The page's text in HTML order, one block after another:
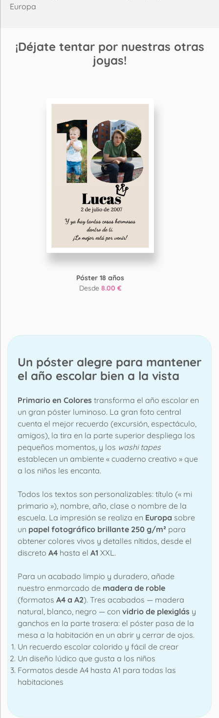
Europa
¡Déjate tentar por nuestras otras
joyas!
Póster 18 años
Desde 8.00 €
Un póster alegre para mantener
el año escolar bien a la vista
Primario en Colores transforma el año escolar en
un gran póster luminoso. La gran foto central
cuenta el mejor recuerdo (excursión, espectáculo,
amigos), la tira en la parte superior despliega los
pequeños momentos, y los washi tapes
establecen un ambiente « cuaderno creativo » que
a los niños les encanta.
Todos los textos son personalizables: título (« mi
primario »), nombre, año, clase o nombre de la
escuela. La impresión se realiza en Europa sobre
un papel fotográfico brillante 250 g/m² para
obtener colores vivos y detalles nítidos, desde el
discreto A4 hasta el A1 XXL.
Para un acabado limpio y duradero, añade
nuestro enmarcado de madera de roble
(formatos A4 a A2). Tres acabados — madera
natural, blanco, negro — con vidrio de plexiglás y
ganchos en la parte trasera: el póster pasa de la
mesa a la habitación en un abrir y cerrar de ojos.
Un recuerdo escolar colorido y fácil de crear
Un diseño lúdico que gusta a los niños
Formatos desde A4 hasta A1 para todas las
habitaciones